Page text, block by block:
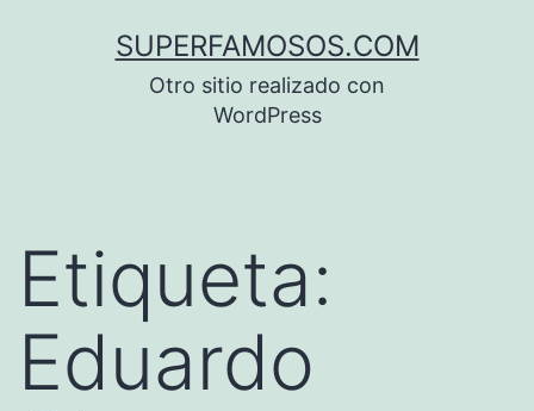
SUPERFAMOSOS.COM
Otro sitio realizado con
WordPress
Etiqueta:
Eduardo